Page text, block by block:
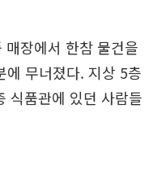
장에서 한참 물건을
무너졌다. 지상 5층
식품관에 있던 사람들